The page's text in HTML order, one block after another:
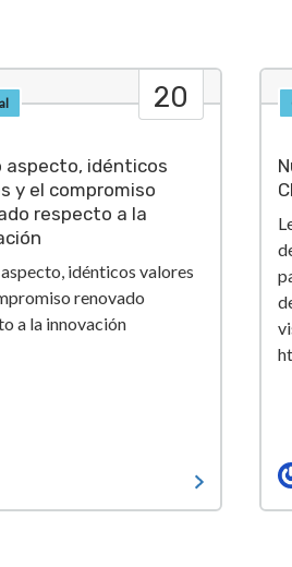
20
aspecto, idénticos
y el compromiso
respecto a la
idénticos valores
renovado
a la innovación